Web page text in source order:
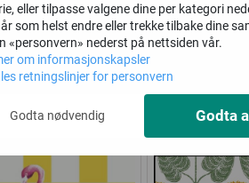
Alternative
eller tilpasse valgene dine per kategori
som helst endre eller trekke tilbake dine
«personvern» nederst på nettsiden vår.
om informasjonskapsler
retningslinjer for personvern
Godta nødvendig Godta